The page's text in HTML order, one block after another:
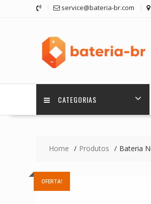
service@bateria-br.com
CATEGORIAS
Home Produtos Bateria
OFERTA!